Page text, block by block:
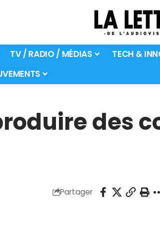
TV / RADIO / MÉDIAS TECH &
des
Partager